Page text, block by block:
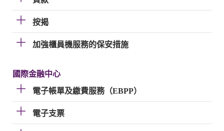
按揭
加強櫃員機服務的保安措施
國際金融中心
電子帳單及繳費服務（EBPP）
電子支票